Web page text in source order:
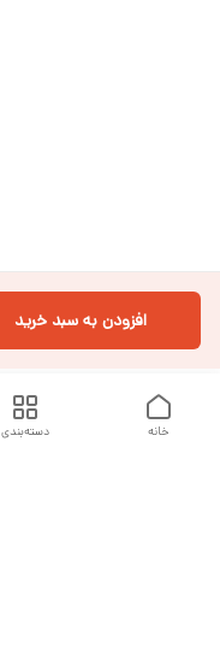
افزودن به سبد خرید
دسته‌بندی خانه